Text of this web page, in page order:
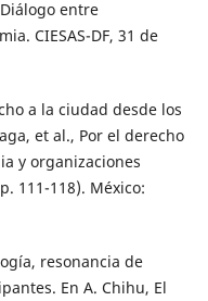
entre
CIESAS-DF, 31 de
a la ciudad desde los
et al., Por el derecho
y organizaciones
111-118). México:
resonancia de
En A. Chihu, El